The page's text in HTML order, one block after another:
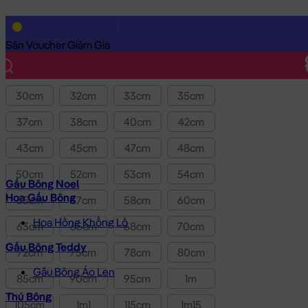
Săn Voucher Giảm Giá
Gấu Bông Noel
Hoa Gấu Bông
Hoa Hồng Khổng Lồ
Gấu Bông Teddy
Gấu Bông Áo Len
Thú Bông
Lọc theo Giá SP:
Giá
Kích thước
30cm 32cm 33cm
35cm
37cm
38cm 40cm
42cm
43cm
45cm 47cm
48cm
50cm
52cm 53cm
54cm
55cm
57cm 58cm
60cm
63cm
65cm 68cm
70cm
72cm
75cm 78cm
80cm
85cm
90cm 95cm
1m
105cm
1m1 115cm
1m15